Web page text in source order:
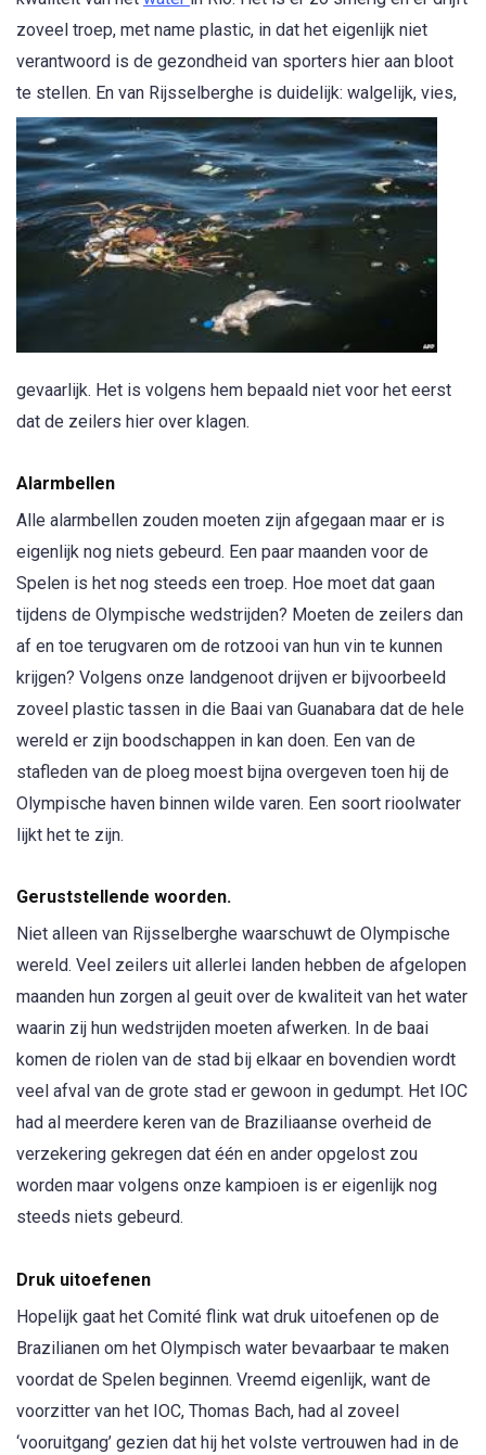
zoveel troep, met name plastic, in dat het eigenlijk niet
verantwoord is de gezondheid van sporters hier aan bloot
te stellen. En van Rijsselberghe is duidelijk: walgelijk, vies,
gevaarlijk. Het is volgens hem bepaald niet voor het eerst
dat de zeilers hier over klagen.
Alarmbellen
Alle alarmbellen zouden moeten zijn afgegaan maar er is
eigenlijk nog niets gebeurd. Een paar maanden voor de
Spelen is het nog steeds een troep. Hoe moet dat gaan
tijdens de Olympische wedstrijden? Moeten de zeilers dan
af en toe terugvaren om de rotzooi van hun vin te kunnen
krijgen? Volgens onze landgenoot drijven er bijvoorbeeld
zoveel plastic tassen in die Baai van Guanabara dat de hele
wereld er zijn boodschappen in kan doen. Een van de
stafleden van de ploeg moest bijna overgeven toen hij de
Olympische haven binnen wilde varen. Een soort rioolwater
lijkt het te zijn.
Geruststellende woorden.
Niet alleen van Rijsselberghe waarschuwt de Olympische
wereld. Veel zeilers uit allerlei landen hebben de afgelopen
maanden hun zorgen al geuit over de kwaliteit van het water
waarin zij hun wedstrijden moeten afwerken. In de baai
komen de riolen van de stad bij elkaar en bovendien wordt
veel afval van de grote stad er gewoon in gedumpt. Het IOC
had al meerdere keren van de Braziliaanse overheid de
verzekering gekregen dat één en ander opgelost zou
worden maar volgens onze kampioen is er eigenlijk nog
steeds niets gebeurd.
Druk uitoefenen
Hopelijk gaat het Comité flink wat druk uitoefenen op de
Brazilianen om het Olympisch water bevaarbaar te maken
voordat de Spelen beginnen. Vreemd eigenlijk, want de
voorzitter van het IOC, Thomas Bach, had al zoveel
‘vooruitgang’ gezien dat hij het volste vertrouwen had in de